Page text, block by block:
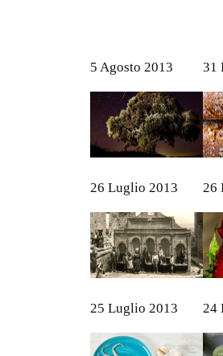
5 Agosto 2013 31
26 Luglio 2013 26
25 Luglio 2013 24